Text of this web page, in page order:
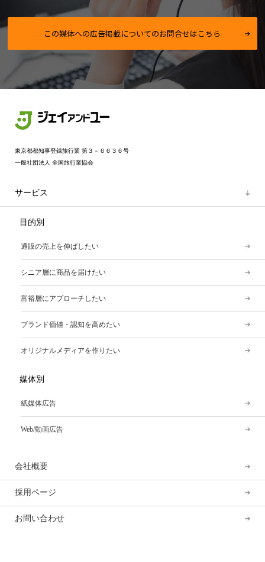
この媒体への広告掲載についてのお問合せはこちら
東京都都知事登録旅行業 第３－６６３６号
一般社団法人 全国旅行業協会
サービス
目的別
通販の売上を伸ばしたい
シニア層に商品を届けたい
富裕層にアプローチしたい
ブランド価値・認知を高めたい
オリジナルメディアを作りたい
媒体別
紙媒体広告
Web/動画広告
会社概要
採用ページ
お問い合わせ